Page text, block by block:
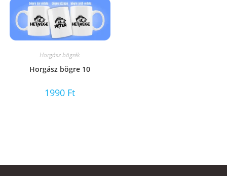
Horgász bögrék
Horgász bögre 10
1990 Ft